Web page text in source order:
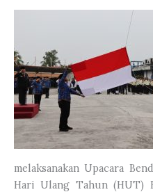
melaksanakan Upacara
Hari Ulang Tahun (HUT)